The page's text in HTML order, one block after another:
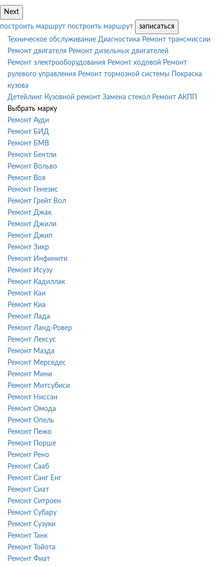
Next
построить маршрут построить маршрут
записаться
Техническое обслуживание Диагностика Ремонт трансмиссии
Ремонт двигателя Ремонт дизельных двигателей
Ремонт электрооборудования Ремонт ходовой Ремонт
рулевого управления Ремонт тормозной системы
Покраска
кузова
Детейлинг Кузовной ремонт Замена стекол Ремонт АКПП
Выбрать марку
Ремонт Ауди
Ремонт БИД
Ремонт БМВ
Ремонт Бентли
Ремонт Вольво
Ремонт Воя
Ремонт Генезис
Ремонт Грейт Вол
Ремонт Джак
Ремонт Джили
Ремонт Джип
Ремонт Зикр
Ремонт Инфинити
Ремонт Исузу
Ремонт Кадиллак
Ремонт Каи
Ремонт Киа
Ремонт Лада
Ремонт Ланд-Ровер
Ремонт Лексус
Ремонт Мазда
Ремонт Мерседес
Ремонт Мини
Ремонт Митсубиси
Ремонт Ниссан
Ремонт Омода
Ремонт Опель
Ремонт Пежо
Ремонт Порше
Ремонт Рено
Ремонт Сааб
Ремонт Санг Енг
Ремонт Сиат
Ремонт Ситроен
Ремонт Субару
Ремонт Сузуки
Ремонт Танк
Ремонт Тойота
Ремонт Фиат